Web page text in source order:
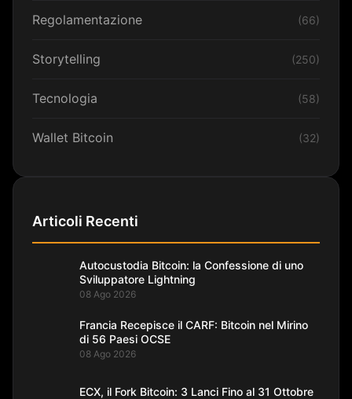
Regolamentazione (66)
Storytelling (250)
Tecnologia (58)
Wallet Bitcoin (32)
Articoli Recenti
Autocustodia Bitcoin: la Confessione di uno
Sviluppatore Lightning
08 Ago 2026
Francia Recepisce il CARF: Bitcoin nel Mirino
di 56 Paesi OCSE
08 Ago 2026
ECX, il Fork Bitcoin: 3 Lanci Fino al 31 Ottobre